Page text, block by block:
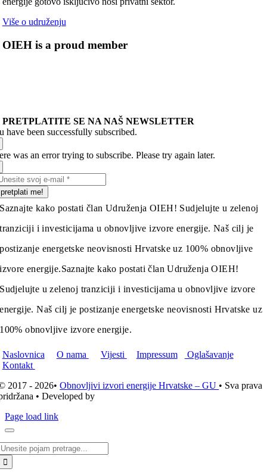
Više o udruženju
OIEH is a proud member
PRETPLATITE SE NA NAŠ NEWSLETTER
have been successfully subscribed.
was an error trying to subscribe. Please try again later.
pretplati me!
Saznajte kako postati član Udruženja OIEH! Sudjelujte u zelenoj
tranziciji i investicijama u obnovljive izvore energije. Naš cilj je
postizanje energetske neovisnosti Hrvatske uz 100% obnovljive
izvore energije.Saznajte kako postati član Udruženja OIEH!
Sudjelujte u zelenoj tranziciji i investicijama u obnovljive izvore
energije. Naš cilj je postizanje energetske neovisnosti Hrvatske uz
100% obnovljive izvore energije.
Naslovnica O nama Vijesti Impressum
Oglašavanje
Kontakt
2017 - 2026•Obnovljivi izvori energije Hrvatske – GU • Sva prava
• Developed by
Page load link